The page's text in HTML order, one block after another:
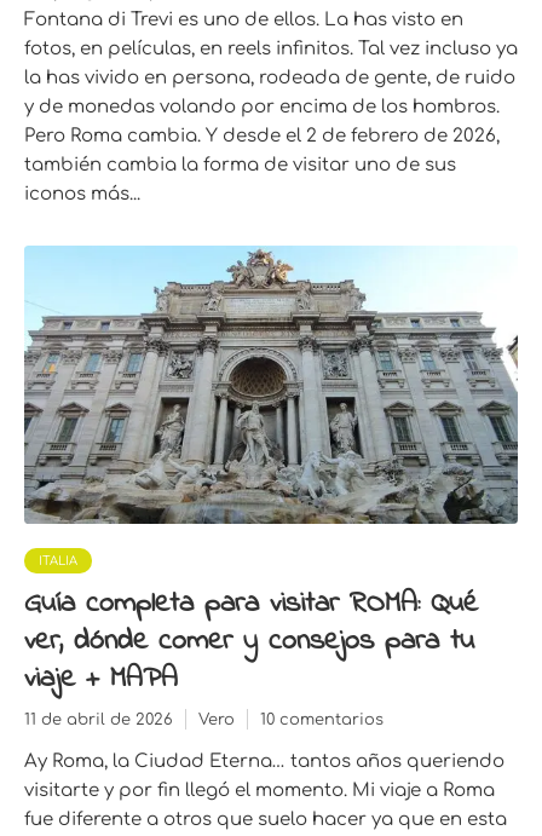
Fontana di Trevi es uno de ellos. La has visto en
fotos, en películas, en reels infinitos. Tal vez incluso ya
la has vivido en persona, rodeada de gente, de ruido
y de monedas volando por encima de los hombros.
Pero Roma cambia. Y desde el 2 de febrero de 2026,
también cambia la forma de visitar uno de sus
iconos más...
ITALIA
Guía completa para visitar ROMA: Qué
ver, dónde comer y consejos para tu
viaje + MAPA
11 de abril de 2026 Vero 10 comentarios
Ay Roma, la Ciudad Eterna… tantos años queriendo
visitarte y por fin llegó el momento. Mi viaje a Roma
fue diferente a otros que suelo hacer ya que en esta